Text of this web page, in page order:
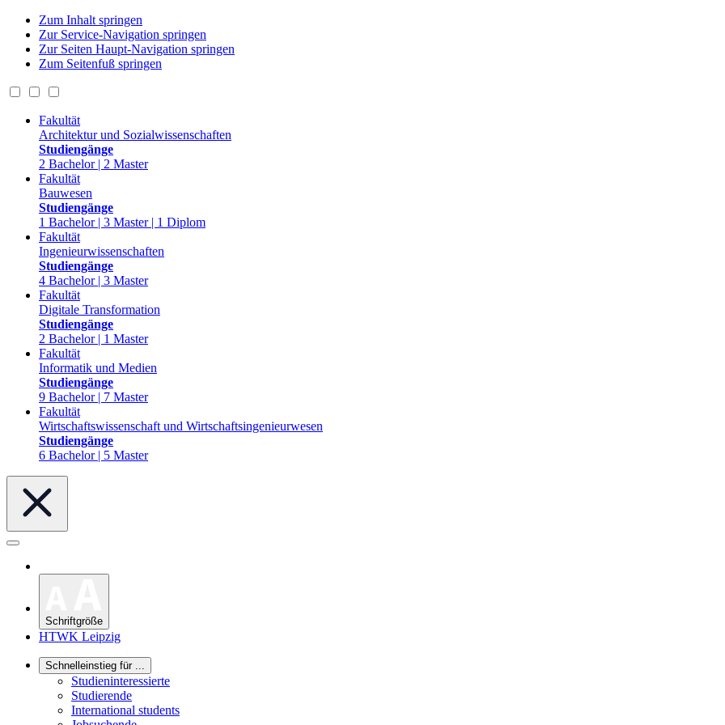
Zum Inhalt springen
Zur Service-Navigation springen
Zur Seiten Haupt-Navigation springen
Zum Seitenfuß springen
Fakultät
Architektur und Sozialwissenschaften
Studiengänge
2 Bachelor | 2 Master
Fakultät
Bauwesen
Studiengänge
1 Bachelor | 3 Master | 1 Diplom
Fakultät
Ingenieurwissenschaften
Studiengänge
4 Bachelor | 3 Master
Fakultät
Digitale Transformation
Studiengänge
2 Bachelor | 1 Master
Fakultät
Informatik und Medien
Studiengänge
9 Bachelor | 7 Master
Fakultät
Wirtschaftswissenschaft und Wirtschaftsingenieurwesen
Studiengänge
6 Bachelor | 5 Master
Schriftgröße
HTWK Leipzig
Schnelleinstieg für ...
Studieninteressierte
Studierende
International students